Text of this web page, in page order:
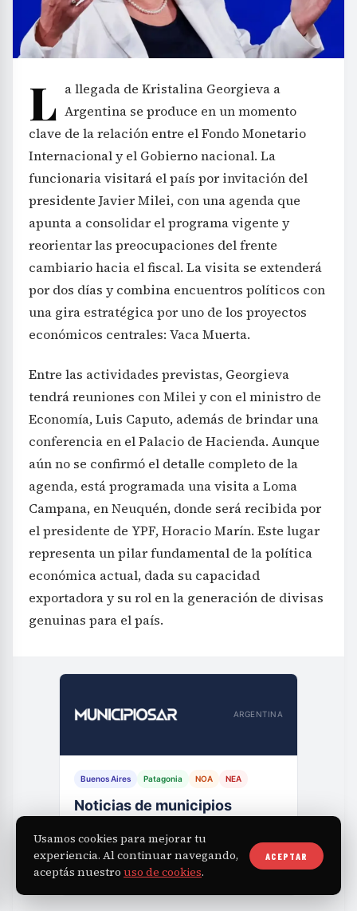
L a llegada de Kristalina Georgieva a
Argentina se produce en un momento
clave de la relación entre el Fondo Monetario
Internacional y el Gobierno nacional. La
funcionaria visitará el país por invitación del
presidente Javier Milei, con una agenda que
apunta a consolidar el programa vigente y
reorientar las preocupaciones del frente
cambiario hacia el fiscal. La visita se extenderá
por dos días y combina encuentros políticos con
una gira estratégica por uno de los proyectos
económicos centrales: Vaca Muerta.
Entre las actividades previstas, Georgieva
tendrá reuniones con Milei y con el ministro de
Economía, Luis Caputo, además de brindar una
conferencia en el Palacio de Hacienda. Aunque
aún no se confirmó el detalle completo de la
agenda, está programada una visita a Loma
Campana, en Neuquén, donde será recibida por
el presidente de YPF, Horacio Marín. Este lugar
representa un pilar fundamental de la política
económica actual, dada su capacidad
exportadora y su rol en la generación de divisas
genuinas para el país.
ARGENTINA
Buenos Aires Patagonia NOA NEA
Noticias de municipios
Más de 500 municipios cubiertos
VER NOTICIAS →
Usamos cookies para mejorar tu
experiencia. Al continuar navegando,
aceptás nuestro uso de cookies.
ACEPTAR